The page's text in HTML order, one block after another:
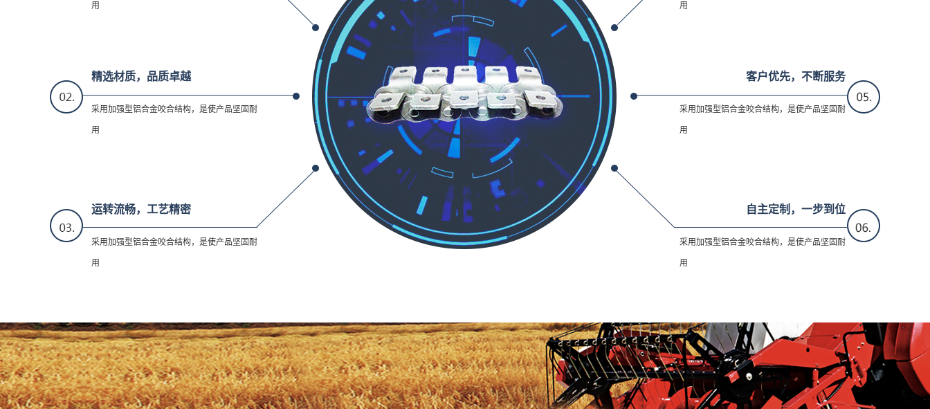
用 用
精选材质，品质卓越
采用加强型铝合金咬合结构，是使产品坚固耐
用
客户优先，不断服务
采用加强型铝合金咬合结构，是使产品坚固耐
用
运转流畅，工艺精密
采用加强型铝合金咬合结构，是使产品坚固耐
用
自主定制，一步到位
采用加强型铝合金咬合结构，是使产品坚固耐
用